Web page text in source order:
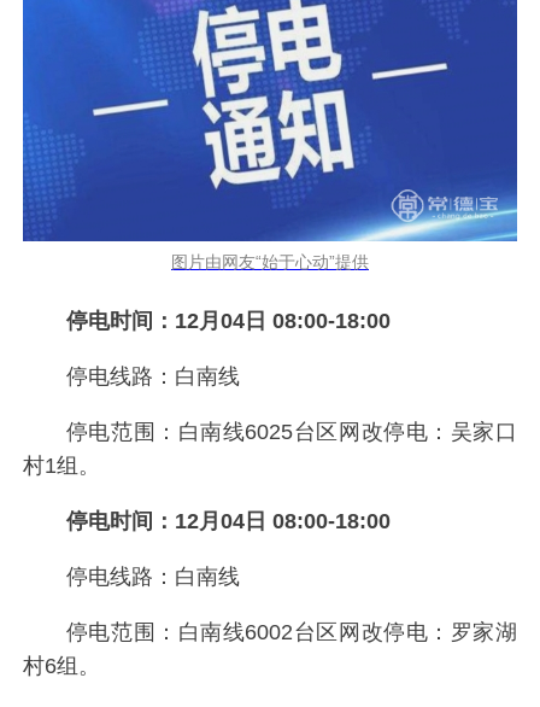
图片由网友“始于心动”提供
停电时间：12月04日 08:00-18:00
停电线路：白南线
停电范围：白南线6025台区网改停电：吴家口
村1组。
停电时间：12月04日 08:00-18:00
停电线路：白南线
停电范围：白南线6002台区网改停电：罗家湖
村6组。